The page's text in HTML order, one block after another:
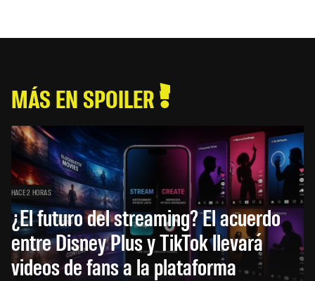
MÁS EN SPOILER
HACE 2 HORAS
¿El futuro del streaming? El acuerdo
entre Disney Plus y TikTok llevará
videos de fans a la plataforma